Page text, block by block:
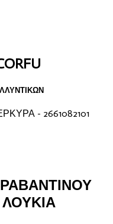
- 2661082101